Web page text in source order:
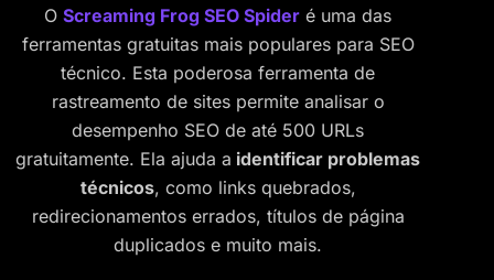
O Screaming Frog SEO Spider é uma das
ferramentas gratuitas mais populares para SEO
técnico. Esta poderosa ferramenta de
rastreamento de sites permite analisar o
desempenho SEO de até 500 URLs
gratuitamente. Ela ajuda a identificar problemas
técnicos, como links quebrados,
redirecionamentos errados, títulos de página
duplicados e muito mais.